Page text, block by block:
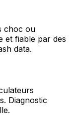
choc ou
et fiable par des
data.
Diagnostic